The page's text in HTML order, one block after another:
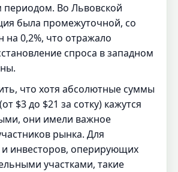
периодом. Во Львовской
была промежуточной, со
0,2%, что отражало
спроса в западном
что хотя абсолютные суммы
$3 до $21 за сотку) кажутся
они имели важное
рынка. Для
инвесторов, оперирующих
участками, такие